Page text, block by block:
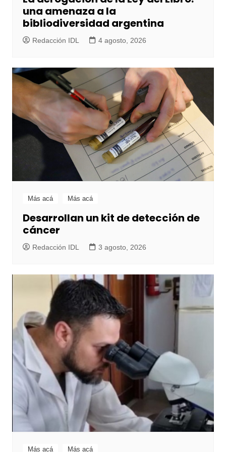
una amenaza a la
bibliodiversidad argentina
Redacción IDL 4 agosto, 2026
Más acá Más acá
Desarrollan un kit de detección de
cáncer
Redacción IDL 3 agosto, 2026
Más acá Más acá